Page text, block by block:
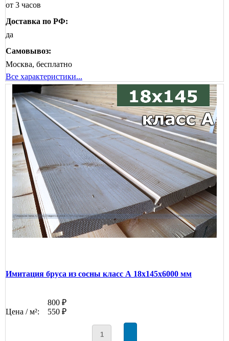
от 3 часов
Доставка по РФ:
да
Самовывоз:
Москва, бесплатно
Все характеристики...
Имитация бруса из сосны класс А 18x145x6000 мм
800 ₽
Цена / м²:
550 ₽